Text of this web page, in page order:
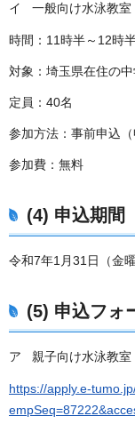
イ 一般向け水泳教室
時間：11時半～12時
対象：埼玉県在住の
定員：40名
参加方法：事前申込（
参加費：無料
(4) 申込期間
令和7年1月31日（金
(5) 申込フォ
ア 親子向け水泳教室
https://apply.e-